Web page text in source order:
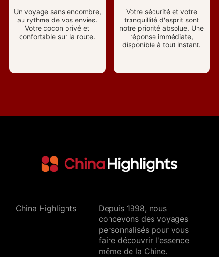
Un voyage sans encombre,
au rythme de vos envies.
Votre cocon privé et
confortable sur la route.
Votre sécurité et votre
tranquillité d'esprit sont
notre priorité absolue. Une
réponse immédiate,
disponible à tout instant.
China Highlights
Depuis 1998, nous
concevons des voyages
personnalisés pour vous
faire découvrir l'essence
même de la Chine.